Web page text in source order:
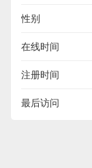
性别
在线时间
注册时间
最后访问